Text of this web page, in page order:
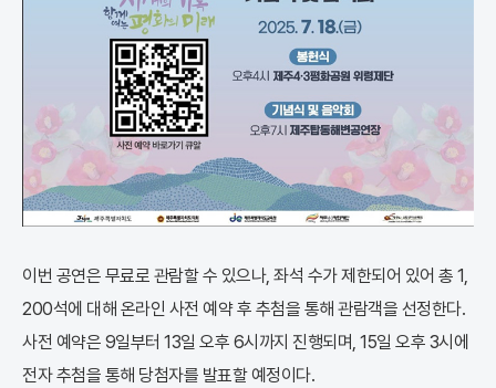
이번 공연은 무료로 관람할 수 있으나, 좌석 수가 제한되어 있어 총 1,
200석에 대해 온라인 사전 예약 후 추첨을 통해 관람객을 선정한다.
사전 예약은 9일부터 13일 오후 6시까지 진행되며, 15일 오후 3시에
전자 추첨을 통해 당첨자를 발표할 예정이다.